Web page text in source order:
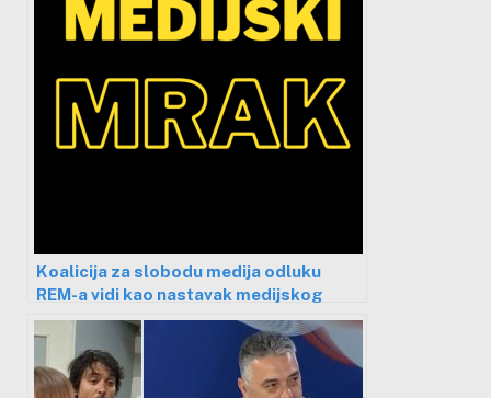
Koalicija za slobodu medija odluku
REM-a vidi kao nastavak medijskog
mraka